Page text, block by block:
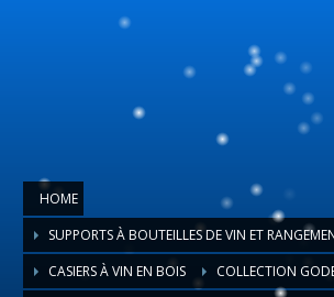
HOME
SUPPORTS À BOUTEILLES DE VIN ET
CASIERS À VIN EN BOIS
COLLECTION